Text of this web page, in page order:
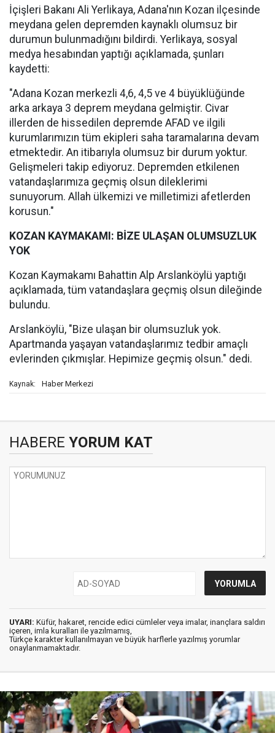
İçişleri Bakanı Ali Yerlikaya, Adana'nın Kozan ilçesinde
meydana gelen depremden kaynaklı olumsuz bir
durumun bulunmadığını bildirdi. Yerlikaya, sosyal
medya hesabından yaptığı açıklamada, şunları
kaydetti:
"Adana Kozan merkezli 4,6, 4,5 ve 4 büyüklüğünde
arka arkaya 3 deprem meydana gelmiştir. Civar
illerden de hissedilen depremde AFAD ve ilgili
kurumlarımızın tüm ekipleri saha taramalarına devam
etmektedir. An itibarıyla olumsuz bir durum yoktur.
Gelişmeleri takip ediyoruz. Depremden etkilenen
vatandaşlarımıza geçmiş olsun dileklerimi
sunuyorum. Allah ülkemizi ve milletimizi afetlerden
korusun."
KOZAN KAYMAKAMI: BİZE ULAŞAN OLUMSUZLUK
YOK
Kozan Kaymakamı Bahattin Alp Arslanköylü yaptığı
açıklamada, tüm vatandaşlara geçmiş olsun dileğinde
bulundu.
Arslanköylü, "Bize ulaşan bir olumsuzluk yok.
Apartmanda yaşayan vatandaşlarımız tedbir amaçlı
evlerinden çıkmışlar. Hepimize geçmiş olsun." dedi.
Kaynak: Haber Merkezi
HABERE YORUM KAT
UYARI: Küfür, hakaret, rencide edici cümleler veya imalar, inançlara saldırı
içeren, imla kuralları ile yazılmamış,
Türkçe karakter kullanılmayan ve büyük harflerle yazılmış yorumlar
onaylanmamaktadır.